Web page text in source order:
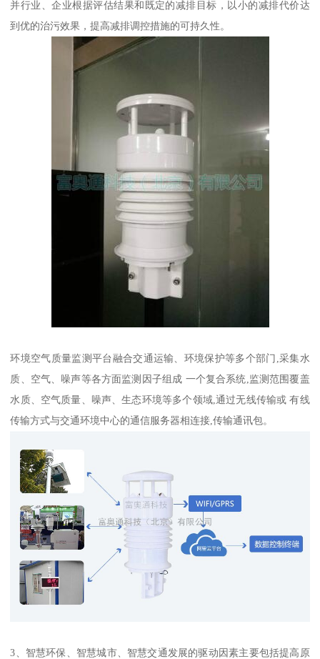
并行业、企业根据评估结果和既定的减排目标，以小的减排代价达
到优的治污效果，提高减排调控措施的可持久性。
环境空气质量监测平台融合交通运输、环境保护等多个部门,采集水
质、空气、噪声等各方面监测因子组成 一个复合系统,监测范围覆盖
水质、空气质量、噪声、生态环境等多个领域,通过无线传输或 有线
传输方式与交通环境中心的通信服务器相连接,传输通讯包。
3、智慧环保、智慧城市、智慧交通发展的驱动因素主要包括提高原